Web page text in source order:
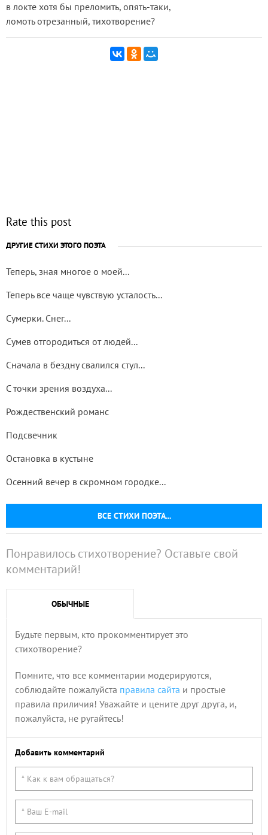
в локте хотя бы преломить, опять-таки,
ломоть отрезанный, тихотворение?
Rate this post
ДРУГИЕ СТИХИ ЭТОГО ПОЭТА
ВСЕ СТИХИ ПОЭТА...
Теперь, зная многое о моей...
Теперь все чаще чувствую усталость...
Сумерки. Снег...
Сумев отгородиться от людей...
Сначала в бездну свалился стул...
С точки зрения воздуха...
Рождественский романс
Подсвечник
Остановка в кустыне
Осенний вечер в скромном городке...
Понравилось стихотворение? Оставьте свой
комментарий!
ОБЫЧНЫЕ
Будьте первым, кто прокомментирует это
стихотворение?
Помните, что все комментарии модерируются,
соблюдайте пожалуйста правила сайта и простые
правила приличия! Уважайте и цените друг друга, и,
пожалуйста, не ругайтесь!
Добавить комментарий